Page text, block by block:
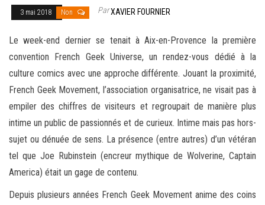
3 mai 2018 Non ParXAVIER FOURNIER
Le week-end dernier se tenait à Aix-en-Provence la première
convention French Geek Universe, un rendez-vous dédié à la
culture comics avec une approche différente. Jouant la proximité,
French Geek Movement, l’association organisatrice, ne visait pas à
empiler des chiffres de visiteurs et regroupait de manière plus
intime un public de passionnés et de curieux. Intime mais pas hors-
sujet ou dénuée de sens. La présence (entre autres) d’un vétéran
tel que Joe Rubinstein (encreur mythique de Wolverine, Captain
America) était un gage de contenu.
Depuis plusieurs années French Geek Movement anime des coins